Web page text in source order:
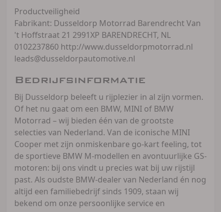
Productveiligheid
Fabrikant: Dusseldorp Motorrad Barendrecht Van
't Hoffstraat 21 2991XP BARENDRECHT, NL
0102237860 http://www.dusseldorpmotorrad.nl
leads@dusseldorpautomotive.nl
Bedrijfsinformatie
Bij Dusseldorp beleeft u rijplezier in al zijn vormen.
Of het nu gaat om een BMW, MINI of BMW
Motorrad – wij bieden één van de grootste
selecties van Nederland. Van de iconische MINI
Cooper met zijn onmiskenbare go-kart feeling, tot
de sportieve BMW M-modellen en avontuurlijke GS-
motoren: bij ons vindt u precies wat bij uw rijstijl
past. Als oudste BMW-dealer van Nederland én nog
altijd een familiebedrijf sinds 1909, staan wij
bekend om onze persoonlijke service en